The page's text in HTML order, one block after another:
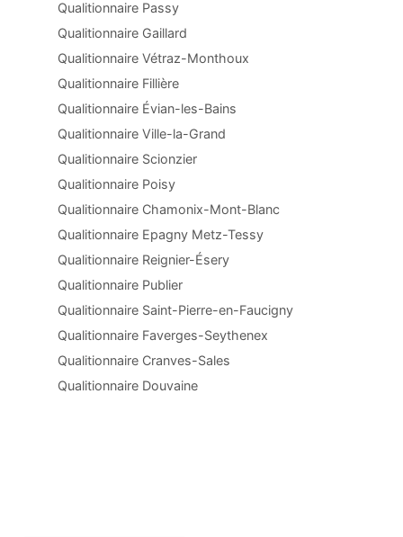
Qualitionnaire Passy
Qualitionnaire Gaillard
Qualitionnaire Vétraz-Monthoux
Qualitionnaire Fillière
Qualitionnaire Évian-les-Bains
Qualitionnaire Ville-la-Grand
Qualitionnaire Scionzier
Qualitionnaire Poisy
Qualitionnaire Chamonix-Mont-Blanc
Qualitionnaire Epagny Metz-Tessy
Qualitionnaire Reignier-Ésery
Qualitionnaire Publier
Qualitionnaire Saint-Pierre-en-Faucigny
Qualitionnaire Faverges-Seythenex
Qualitionnaire Cranves-Sales
Qualitionnaire Douvaine